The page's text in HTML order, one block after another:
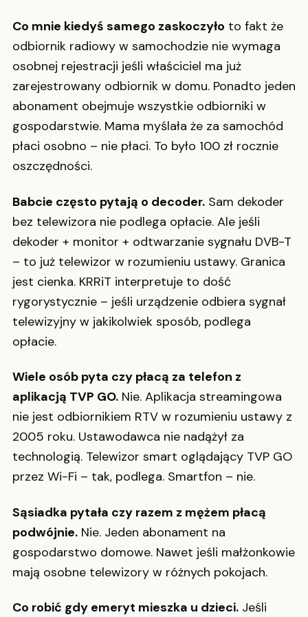
Co mnie kiedyś samego zaskoczyło to fakt że
odbiornik radiowy w samochodzie nie wymaga
osobnej rejestracji jeśli właściciel ma już
zarejestrowany odbiornik w domu. Ponadto jeden
abonament obejmuje wszystkie odbiorniki w
gospodarstwie. Mama myślała że za samochód
płaci osobno – nie płaci. To było 100 zł rocznie
oszczędności.
Babcie często pytają o decoder. Sam dekoder
bez telewizora nie podlega opłacie. Ale jeśli
dekoder + monitor + odtwarzanie sygnału DVB-T
– to już telewizor w rozumieniu ustawy. Granica
jest cienka. KRRiT interpretuje to dość
rygorystycznie – jeśli urządzenie odbiera sygnał
telewizyjny w jakikolwiek sposób, podlega
opłacie.
Wiele osób pyta czy płacą za telefon z
aplikacją TVP GO. Nie. Aplikacja streamingowa
nie jest odbiornikiem RTV w rozumieniu ustawy z
2005 roku. Ustawodawca nie nadążył za
technologią. Telewizor smart oglądający TVP GO
przez Wi-Fi – tak, podlega. Smartfon – nie.
Sąsiadka pytała czy razem z mężem płacą
podwójnie. Nie. Jeden abonament na
gospodarstwo domowe. Nawet jeśli małżonkowie
mają osobne telewizory w różnych pokojach.
Co robić gdy emeryt mieszka u dzieci. Jeśli